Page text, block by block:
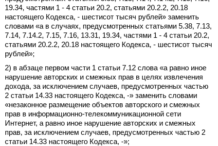
19.34, частями 1 - 4 статьи 20.2, статьями 20.2.2, 20.18
настоящего Кодекса, - шестисот тысяч рублей» заменить
словами «а в случаях, предусмотренных статьями 5.38, 7.13,
7.14, 7.14.2, 7.15, 7.16, 13.31, 19.34, частями 1 - 4 статьи 20.2,
статьями 20.2.2, 20.18 настоящего Кодекса, - шестисот тысяч
рублей»;
2) в абзаце первом части 1 статьи 7.12 слова «а равно иное
нарушение авторских и смежных прав в целях извлечения
дохода, за исключением случаев, предусмотренных частью
2 статьи 14.33 настоящего Кодекса, -» заменить словами
«незаконное размещение объектов авторского и смежных
прав в информационно-телекоммуникационной сети
Интернет, а равно иное нарушение авторских и смежных
прав, за исключением случаев, предусмотренных частью 2
статьи 14.33 настоящего Кодекса, -»;